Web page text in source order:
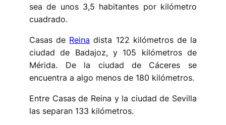
sea de unos 3,5 habitantes por kilómetro
cuadrado.
Casas de Reina dista 122 kilómetros de la
ciudad de Badajoz, y 105 kilómetros de
Mérida. De la ciudad de Cáceres se
encuentra a algo menos de 180 kilómetros.
Entre Casas de Reina y la ciudad de Sevilla
las separan 133 kilómetros.